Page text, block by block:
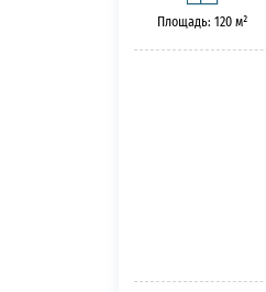
Площадь: 120 м²